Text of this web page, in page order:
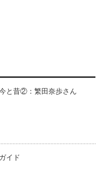
と昔②：繁田奈歩さん
イド